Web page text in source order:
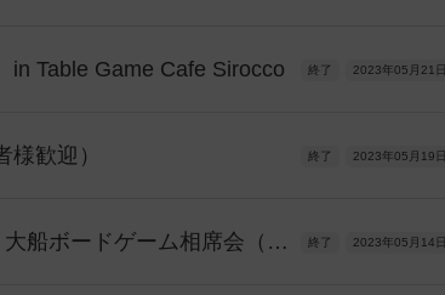
Table Game Cafe Sirocco 終了 2023年05月21日
歓迎） 終了 2023年05月19日
5/14(日)オープン２週間記念 大船ボードゲーム相席会（昼＆夜の部）＠テーブルゲームカフェ・シロッコ【ご新規様大歓迎】 終了 2023年05月14日